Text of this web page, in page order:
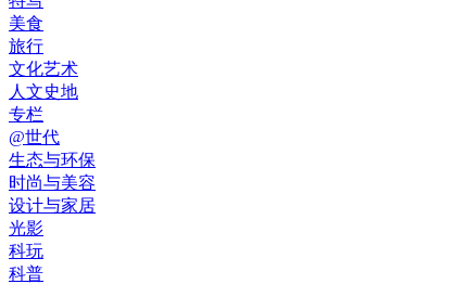
美食
旅行
文化艺术
人文史地
专栏
@世代
生态与环保
时尚与美容
设计与家居
光影
科玩
科普